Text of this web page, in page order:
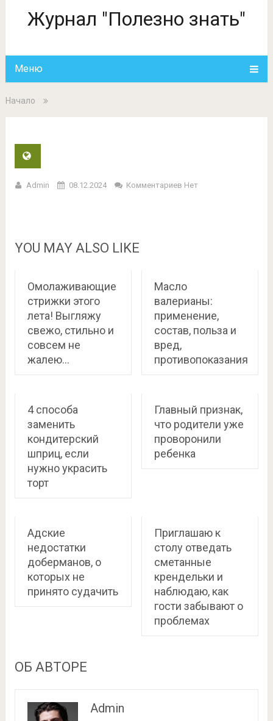
Журнал "Полезно знать"
Меню
Начало
Admin 08.12.2024 Комментариев Нет
YOU MAY ALSO LIKE
Омолаживающие
стрижки этого
лета! Выгляжу
свежо, стильно и
совсем не
жалею…
Масло
валерианы:
применение,
состав, польза и
вред,
противопоказания
4 способа
заменить
кондитерский
шприц, если
нужно украсить
торт
Главный признак,
что родители уже
проворонили
ребенка
Адские
недостатки
доберманов, о
которых не
принято судачить
Приглашаю к
столу отведать
сметанные
крендельки и
наблюдаю, как
гости забывают о
проблемах
ОБ АВТОРЕ
Admin